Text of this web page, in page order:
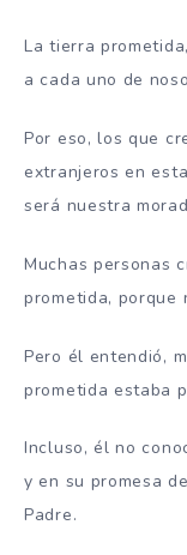
La tierra
a cada uno de
Por eso, los que
extranjeros en
será nuestra
Muchas personas
prometida, porque
Pero él entendió,
prometida estaba
Incluso, él no
y en su promesa
Padre.